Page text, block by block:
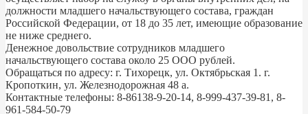
должности младшего начальствующего состава, граждан
Российской Федерации, от 18 до 35 лет, имеющие образование
не ниже среднего.
Денежное довольствие сотрудников младшего
начальствующего состава около 25 ООО рублей.
Обращаться по адресу: г. Тихорецк, ул. Октябрьская 1. г.
Кропоткин, ул. Железнодорожная 48 а.
Контактные телефоны: 8-86138-9-20-14, 8-999-437-39-81, 8-
961-584-50-79